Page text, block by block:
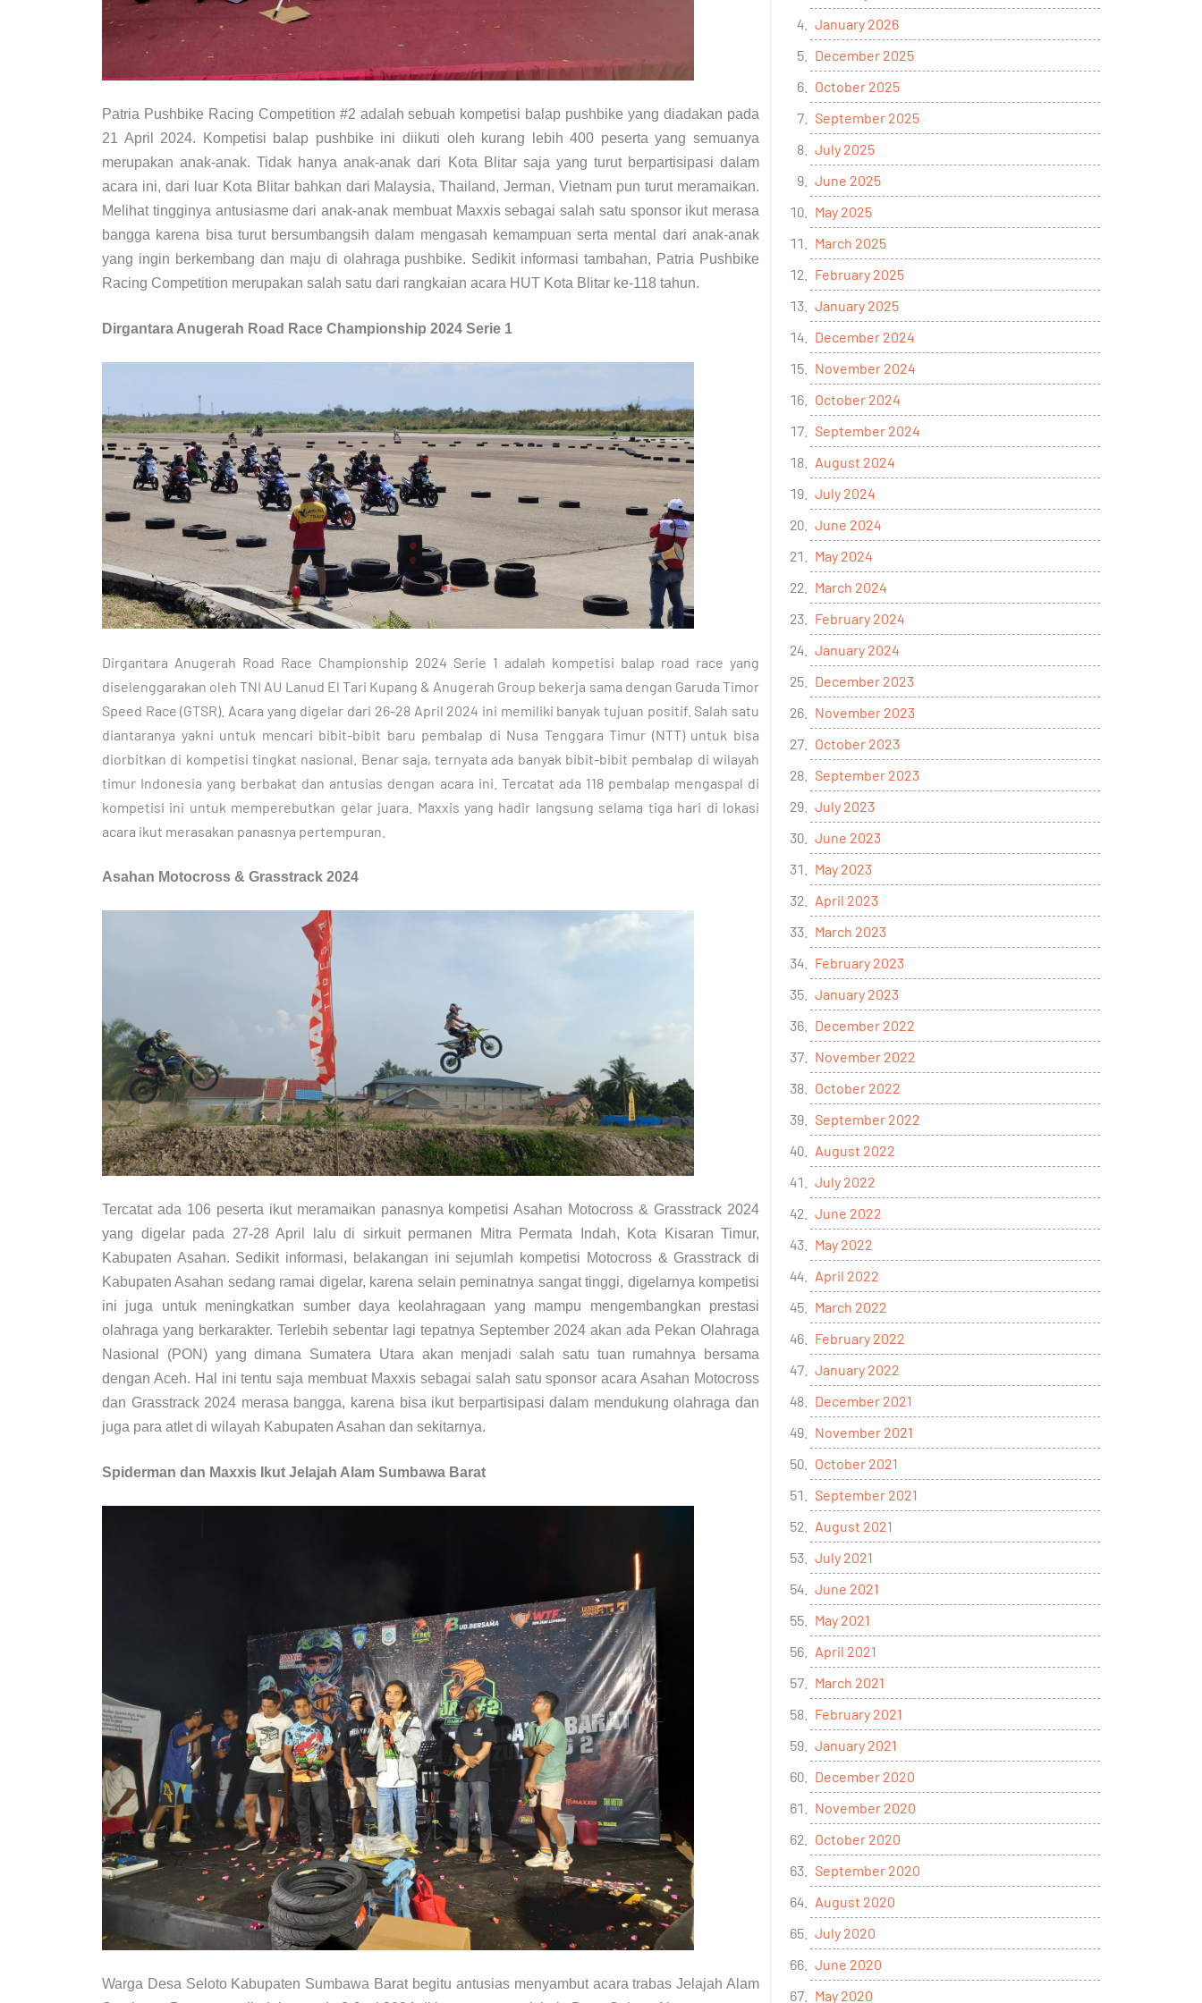
Patria Pushbike Racing Competition #2 adalah sebuah kompetisi balap pushbike yang diadakan pada
21 April 2024. Kompetisi balap pushbike ini diikuti oleh kurang lebih 400 peserta yang semuanya
merupakan anak-anak. Tidak hanya anak-anak dari Kota Blitar saja yang turut berpartisipasi dalam
acara ini, dari luar Kota Blitar bahkan dari Malaysia, Thailand, Jerman, Vietnam pun turut meramaikan.
Melihat tingginya antusiasme dari anak-anak membuat Maxxis sebagai salah satu sponsor ikut merasa
bangga karena bisa turut bersumbangsih dalam mengasah kemampuan serta mental dari anak-anak
yang ingin berkembang dan maju di olahraga pushbike. Sedikit informasi tambahan, Patria Pushbike
Racing Competition merupakan salah satu dari rangkaian acara HUT Kota Blitar ke-118 tahun.
Dirgantara Anugerah Road Race Championship 2024 Serie 1
Dirgantara Anugerah Road Race Championship 2024 Serie 1 adalah kompetisi balap road race yang
diselenggarakan oleh TNI AU Lanud El Tari Kupang & Anugerah Group bekerja sama dengan Garuda Timor
Speed Race (GTSR). Acara yang digelar dari 26-28 April 2024 ini memiliki banyak tujuan positif. Salah satu
diantaranya yakni untuk mencari bibit-bibit baru pembalap di Nusa Tenggara Timur (NTT) untuk bisa
diorbitkan di kompetisi tingkat nasional. Benar saja, ternyata ada banyak bibit-bibit pembalap di wilayah
timur Indonesia yang berbakat dan antusias dengan acara ini. Tercatat ada 118 pembalap mengaspal di
kompetisi ini untuk memperebutkan gelar juara. Maxxis yang hadir langsung selama tiga hari di lokasi
acara ikut merasakan panasnya pertempuran.
Asahan Motocross & Grasstrack 2024
Tercatat ada 106 peserta ikut meramaikan panasnya kompetisi Asahan Motocross & Grasstrack 2024
yang digelar pada 27-28 April lalu di sirkuit permanen Mitra Permata Indah, Kota Kisaran Timur,
Kabupaten Asahan. Sedikit informasi, belakangan ini sejumlah kompetisi Motocross & Grasstrack di
Kabupaten Asahan sedang ramai digelar, karena selain peminatnya sangat tinggi, digelarnya kompetisi
ini juga untuk meningkatkan sumber daya keolahragaan yang mampu mengembangkan prestasi
olahraga yang berkarakter. Terlebih sebentar lagi tepatnya September 2024 akan ada Pekan Olahraga
Nasional (PON) yang dimana Sumatera Utara akan menjadi salah satu tuan rumahnya bersama
dengan Aceh. Hal ini tentu saja membuat Maxxis sebagai salah satu sponsor acara Asahan Motocross
dan Grasstrack 2024 merasa bangga, karena bisa ikut berpartisipasi dalam mendukung olahraga dan
juga para atlet di wilayah Kabupaten Asahan dan sekitarnya.
Spiderman dan Maxxis Ikut Jelajah Alam Sumbawa Barat
Warga Desa Seloto Kabupaten Sumbawa Barat begitu antusias menyambut acara trabas Jelajah Alam
January 2026
December 2025
October 2025
September 2025
July 2025
June 2025
May 2025
March 2025
February 2025
January 2025
December 2024
November 2024
October 2024
September 2024
August 2024
July 2024
June 2024
May 2024
March 2024
February 2024
January 2024
December 2023
November 2023
October 2023
September 2023
July 2023
June 2023
May 2023
April 2023
March 2023
February 2023
January 2023
December 2022
November 2022
October 2022
September 2022
August 2022
July 2022
June 2022
May 2022
April 2022
March 2022
February 2022
January 2022
December 2021
November 2021
October 2021
September 2021
August 2021
July 2021
June 2021
May 2021
April 2021
March 2021
February 2021
January 2021
December 2020
November 2020
October 2020
September 2020
August 2020
July 2020
June 2020
May 2020